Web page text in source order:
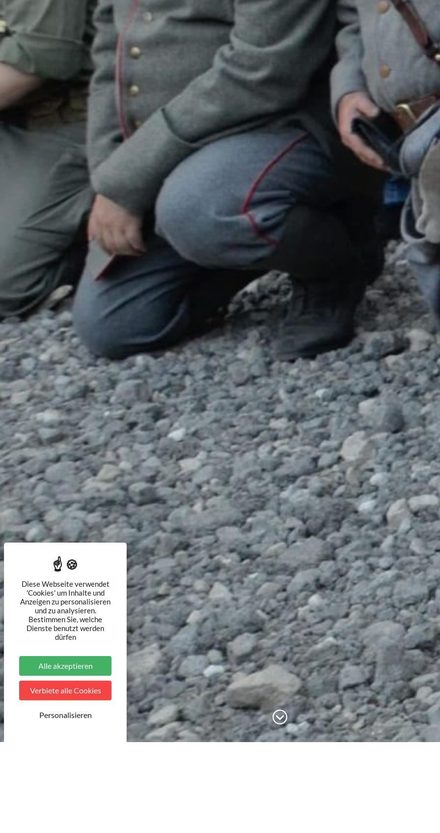
Diese Webseite verwendet
'Cookies' um Inhalte und
Anzeigen zu personalisieren
und zu analysieren.
Bestimmen Sie, welche
Dienste benutzt werden
dürfen
Alle akzeptieren
Verbiete alle Cookies
Personalisieren